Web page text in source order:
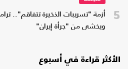
5
أزمة "تسريبات الذخيرة تتفاقم"..
ويخشى من "جرأة إيران"
الأكثر قراءة في أسبوع